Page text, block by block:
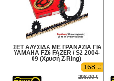
ΣΕΤ ΑΛΥΣΙΔΑ ΜΕ ΓΡΑΝΑΖΙΑ ΓΙΑ
YAMAHA FZ6 FAZER / S2 2004-
09 (Χρυσή Z-Ring)
168 €
208.00 €